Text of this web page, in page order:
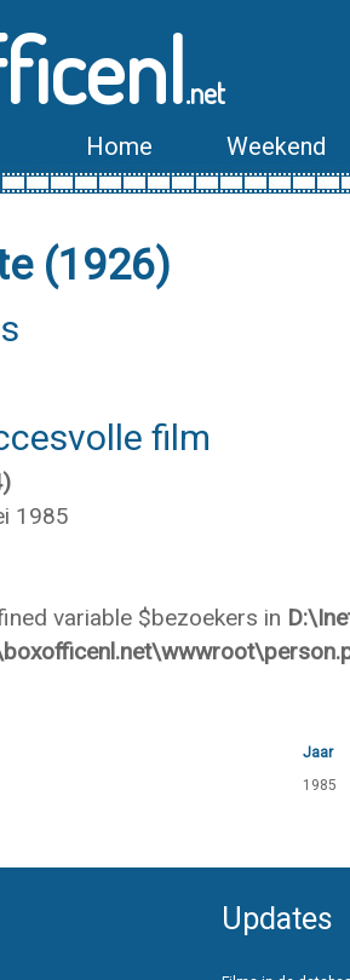
.net
Home Weekend
(1926)
film
1985
variable $bezoekers in
Jaar
1985
Updates